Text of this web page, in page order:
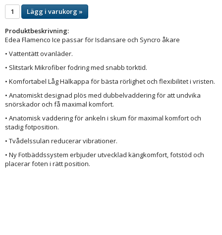
Lägg i varukorg »
Produktbeskrivning:
Edea Flamenco Ice passar för Isdansare och Syncro åkare
• Vattentätt ovanläder.
• Slitstark Mikrofiber fodring med snabb torktid.
• Komfortabel Låg Hälkappa för bästa rörlighet och flexibilitet i vristen.
• Anatomiskt designad plös med dubbelvaddering för att undvika
snörskador och få maximal komfort.
• Anatomisk vaddering för ankeln i skum för maximal komfort och
stadig fotposition.
• Tvådelssulan reducerar vibrationer.
• Ny Fotbäddssystem erbjuder utvecklad kängkomfort, fotstöd och
placerar foten i rätt position.